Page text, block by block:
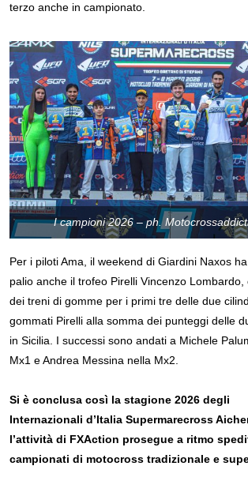
terzo anche in campionato.
I campioni 2026 – ph.
Per i piloti Ama, il weekend di Giardini Naxos
palio anche il trofeo Pirelli Vincenzo Lombardo,
dei treni di gomme per i primi tre delle due
gommati Pirelli alla somma dei punteggi delle
in Sicilia. I successi sono andati a Michele
Mx1 e Andrea Messina nella Mx2.
Si è conclusa così la stagione 2026 degli
Internazionali d’Italia Supermarecross
l’attività di FXAction prosegue a ritmo
campionati di motocross tradizionale e